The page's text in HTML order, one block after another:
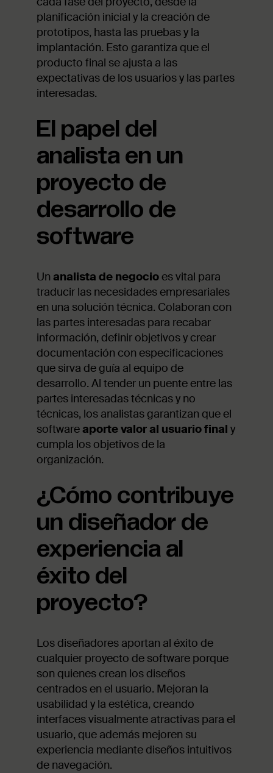
planificación inicial y la creación de
prototipos, hasta las pruebas y la
implantación. Esto garantiza que el
producto final se ajusta a las
expectativas de los usuarios y las partes
interesadas.
El papel del
analista en un
proyecto de
desarrollo de
software
Un analista de negocioes vital para
traducir las necesidades empresariales
en una solución técnica. Colaboran con
las partes interesadas para recabar
información, definir objetivos y crear
documentación con especificaciones
que sirva de guía al equipo de
desarrollo. Al tender un puente entre las
partes interesadas técnicas y no
técnicas, los analistas garantizan que el
softwareaporte valor al usuario final y
cumpla los objetivos de la
organización.
¿Cómo contribuye
un diseñador de
experiencia al
éxito del
proyecto?
Los diseñadores aportan al éxito de
cualquier proyecto de software porque
son quienes crean los diseños
centrados en el usuario. Mejoran la
usabilidad y la estética, creando
interfaces visualmente atractivas para el
usuario, que además mejoren su
experiencia mediante diseños intuitivos
de navegación.